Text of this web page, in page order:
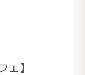
ェ】